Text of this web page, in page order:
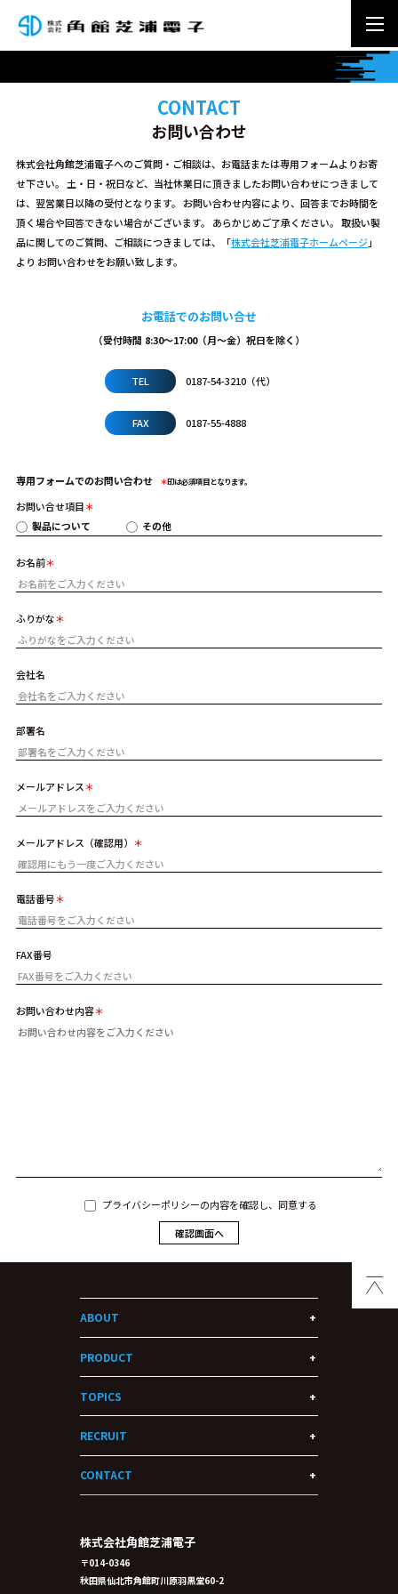
CONTACT
お問い合わせ
株式会社角館芝浦電子へのご質問・ご相談は、お電話または専用フォームよりお寄
せ下さい。 土・日・祝日など、当社休業日に頂きましたお問い合わせにつきまして
は、翌営業日以降の受付となります。 お問い合わせ内容により、回答までお時間を
頂く場合や回答できない場合がございます。 あらかじめご了承ください。 取扱い製
品に関してのご質問、ご相談につきましては、「株式会社芝浦電子ホームページ」
より お問い合わせをお願い致します。
お電話でのお問い合せ
（受付時間 8:30〜17:00（月～金）祝日を除く）
TEL 0187-54-3210（代）
FAX 0187-55-4888
専用フォームでのお問い合わせ ＊印は必須項目となります。
お問い合せ項目
製品について
その他
お名前
ふりがな
会社名
部署名
メールアドレス
メールアドレス（確認用）
電話番号
FAX番号
お問い合わせ内容
プライバシーポリシーの内容を確認し、同意する
ABOUT
PRODUCT
TOPICS
RECRUIT
CONTACT
株式会社角館芝浦電子
〒014-0346
秋田県仙北市角館町川原羽黒堂60-2